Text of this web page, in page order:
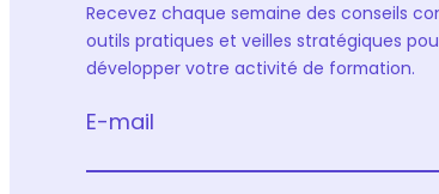
Recevez chaque semaine des conseils
outils pratiques et veilles stratégiques
développer votre activité de formation.
E-mail